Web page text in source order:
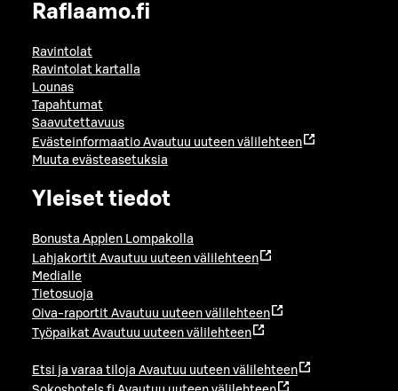
Raflaamo.fi
Ravintolat
Ravintolat kartalla
Lounas
Tapahtumat
Saavutettavuus
Evästeinformaatio Avautuu uuteen välilehteen
Muuta evästeasetuksia
Yleiset tiedot
Bonusta Applen Lompakolla
Lahjakortit Avautuu uuteen välilehteen
Medialle
Tietosuoja
Oiva-raportit Avautuu uuteen välilehteen
Työpaikat Avautuu uuteen välilehteen
Etsi ja varaa tiloja Avautuu uuteen välilehteen